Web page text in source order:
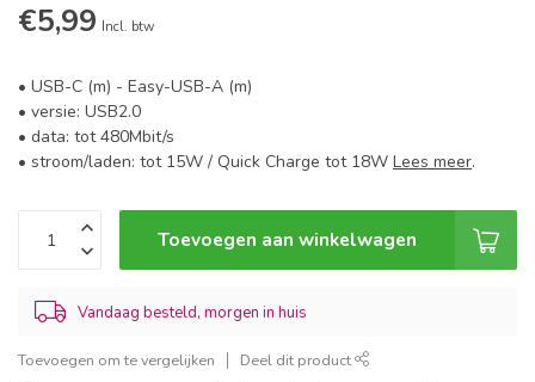
€5,99 Incl. btw
• USB-C (m) - Easy-USB-A (m)
• versie: USB2.0
• data: tot 480Mbit/s
• stroom/laden: tot 15W / Quick Charge tot 18W Lees meer.
Toevoegen aan winkelwagen
Vandaag besteld, morgen in huis
Toevoegen om te vergelijken Deel dit product